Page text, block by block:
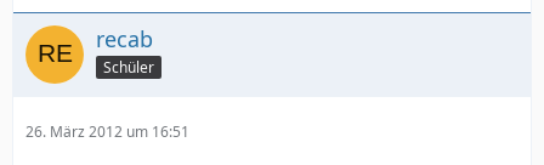
recab
Schüler
26. März 2012 um 16:51